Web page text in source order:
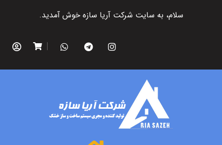
سلام، به سایت شرکت آریا سازه خوش آمدید.